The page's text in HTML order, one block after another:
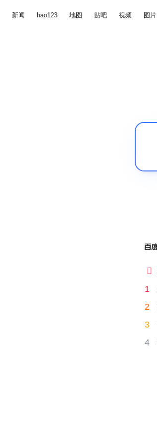
新闻 hao123 地图 贴吧 视频 图片

1
2
3
4